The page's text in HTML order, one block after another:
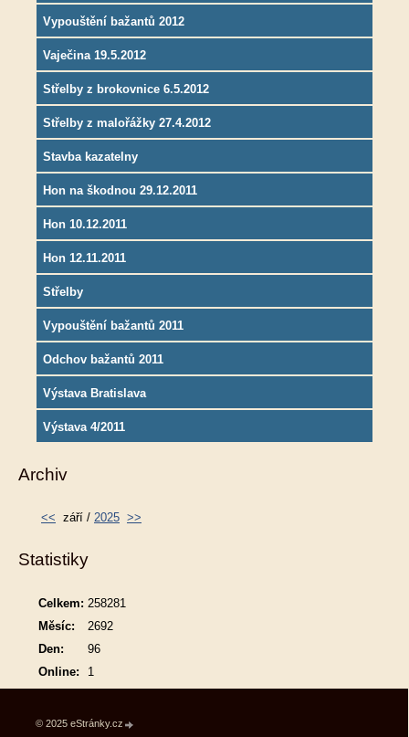
Vypouštění bažantů 2012
Vaječina 19.5.2012
Střelby z brokovnice 6.5.2012
Střelby z malořážky 27.4.2012
Stavba kazatelny
Hon na škodnou 29.12.2011
Hon 10.12.2011
Hon 12.11.2011
Střelby
Vypouštění bažantů 2011
Odchov bažantů 2011
Výstava Bratislava
Výstava 4/2011
Archiv
<< září / 2025 >>
Statistiky
Online: 1
Celkem: 258281
Měsíc:
2692
Den:
96
© 2025 eStránky.cz